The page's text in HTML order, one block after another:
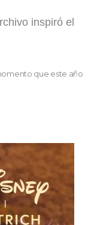
inspiró el
que este año